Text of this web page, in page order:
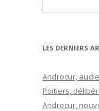
LES DERNIERS
Androcur,
Poitiers,
Androcur,